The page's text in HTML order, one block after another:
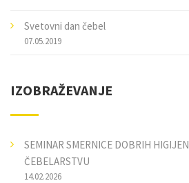
Svetovni dan čebel
07.05.2019
IZOBRAŽEVANJE
SEMINAR SMERNICE DOBRIH
ČEBELARSTVU
14.02.2026